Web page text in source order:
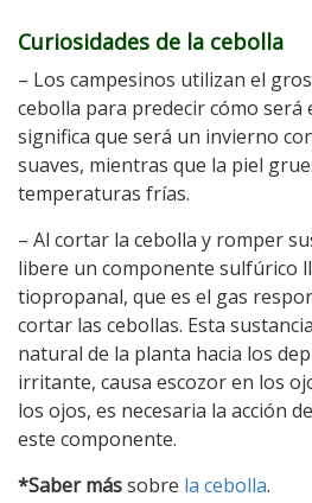
Curiosidades de la cebolla
– Los campesinos utilizan el
cebolla para predecir cómo será
significa que será un invierno
suaves, mientras que la piel
temperaturas frías.
– Al cortar la cebolla y romper
libere un componente sulfúrico
tiopropanal, que es el gas
cortar las cebollas. Esta
natural de la planta hacia los
irritante, causa escozor en los
los ojos, es necesaria la acción
este componente.
*Saber mássobre la cebolla.